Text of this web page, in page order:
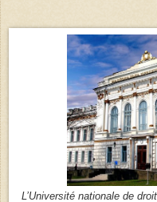
L’Université nationale de